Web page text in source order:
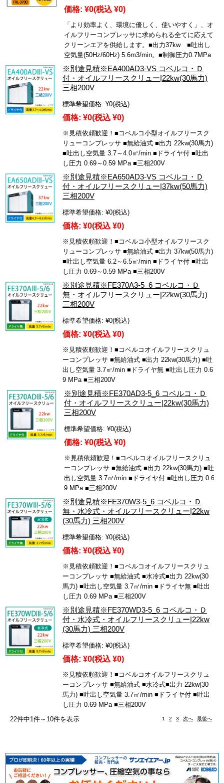
価格: ¥0(税込 ¥0)
「より効率よく、環境に優しく、使いやすく」、オ
イルフリーコンプレッサに求められる全てに応えて
クリーンエアを供給します。■出力37kw ■吐出し
空気量(50Hz/60Hz) 5.6m3/min。■制御圧力0.7MPa
※別途見積※EA400AD3-VS コベルコ・Ｄ
付・オイルフリースクリュー|22kw(30馬力)
三相200V
標準希望価格: ¥0(税込)
価格: ¥0(税込 ¥0)
※見積依頼歓迎！■コベルコ小型オイルフリースク
リューコンプレッサ ■無給油式 ■出力 22kw(30馬力)
■吐出し空気量 3.7～4.0㎥/min ■ドライヤ付 ■吐出
し圧力 0.69～0.59 MPa ■三相200V
※別途見積※EA650AD3-VS コベルコ・Ｄ
付・オイルフリースクリュー|37kw(50馬力)
三相200V
標準希望価格: ¥0(税込)
価格: ¥0(税込 ¥0)
※見積依頼歓迎！■コベルコ小型オイルフリースク
リューコンプレッサ ■無給油式 ■出力 37kw(50馬力)
■吐出し空気量 6.2～6.5㎥/min ■ドライヤ付 ■吐出
し圧力 0.69～0.59 MPa ■三相200V
※別途見積※FE370A3-5_6 コベルコ・Ｄ
無・オイルフリースクリュー|22kw(30馬力)
三相200V
標準希望価格: ¥0(税込)
価格: ¥0(税込 ¥0)
※見積依頼歓迎！■コベルコオイルフリースクリュ
ーコンプレッサ ■無給油式 ■出力 22kw(30馬力) ■吐
出し空気量 3.7㎥/min ■ドライヤ無 ■吐出し圧力 0.6
9 MPa ■三相200V
※別途見積※FE370AD3-5_6 コベルコ・Ｄ
付・オイルフリースクリュー|22kw(30馬力)
三相200V
標準希望価格: ¥0(税込)
価格: ¥0(税込 ¥0)
※見積依頼歓迎！■コベルコオイルフリースクリュ
ーコンプレッサ ■無給油式 ■出力 22kw(30馬力) ■吐
出し空気量 3.7㎥/min ■ドライヤ付 ■吐出し圧力 0.6
9 MPa ■三相200V
※別途見積※FE370W3-5_6 コベルコ・Ｄ
無・水冷式・オイルフリースクリュー|22kw
(30馬力) 三相200V
標準希望価格: ¥0(税込)
価格: ¥0(税込 ¥0)
※見積依頼歓迎！■コベルコオイルフリースクリュ
ーコンプレッサ ■無給油式 ■水冷式■出力 22kw(30
馬力) ■吐出し空気量 3.7㎥/min ■ドライヤ無 ■吐出
し圧力 0.69 MPa ■三相200V
※別途見積※FE370WD3-5_6 コベルコ・Ｄ
付・水冷式・オイルフリースクリュー|22kw
(30馬力) 三相200V
標準希望価格: ¥0(税込)
価格: ¥0(税込 ¥0)
※見積依頼歓迎！■コベルコオイルフリースクリュ
ーコンプレッサ ■無給油式 ■水冷式■出力 22kw(30
馬力) ■吐出し空気量 3.7㎥/min ■ドライヤ付 ■吐出
し圧力 0.69 MPa ■三相200V
22件中1件～10件を表示
1 2 3 次へ 最後へ